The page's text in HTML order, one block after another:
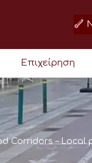
Επιχείρηση
Corridors – Local